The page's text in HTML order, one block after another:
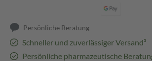
Persönliche Beratung
Schneller und zuverlässiger Versand³
Persönliche pharmazeutische